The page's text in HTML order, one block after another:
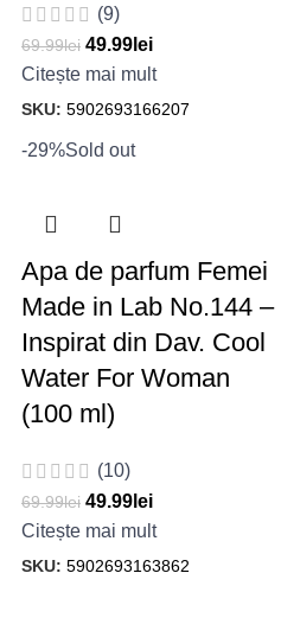
(9)
69.99lei 49.99 lei
Citește mai mult
SKU: 5902693166207
-29%Sold out
Apa de parfum Femei
Made in Lab No.144 –
Inspirat din Dav. Cool
Water For Woman
(100 ml)
(10)
69.99lei 49.99 lei
Citește mai mult
SKU: 5902693163862